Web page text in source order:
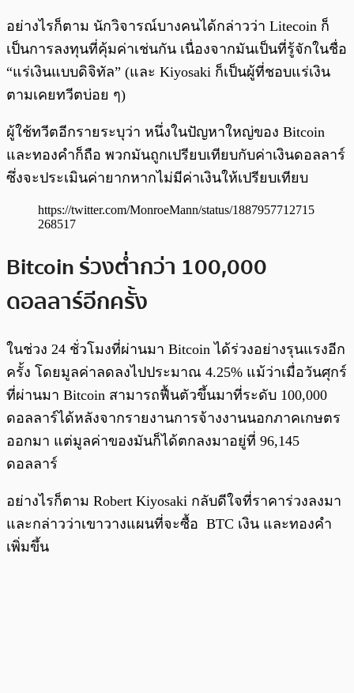
อย่างไรก็ตาม นักวิจารณ์บางคนได้กล่าวว่า Litecoin ก็
เป็นการลงทุนที่คุ้มค่าเช่นกัน เนื่องจากมันเป็นที่รู้จักในชื่อ
“แร่เงินแบบดิจิทัล” (และ Kiyosaki ก็เป็นผู้ที่ชอบแร่เงิน
ตามเคยทวีตบ่อย ๆ)
ผู้ใช้ทวีตอีกรายระบุว่า หนึ่งในปัญหาใหญ่ของ Bitcoin
และทองคำก็ถือ พวกมันถูกเปรียบเทียบกับค่าเงินดอลลาร์​
ซึ่งจะประเมินค่ายากหากไม่มีค่าเงินให้เปรียบเทียบ
https://twitter.com/MonroeMann/status/1887957712715
268517
Bitcoin ร่วงต่ำกว่า 100,000
ดอลลาร์อีกครั้ง
ในช่วง 24 ชั่วโมงที่ผ่านมา Bitcoin ได้ร่วงอย่างรุนแรงอีก
ครั้ง โดยมูลค่าลดลงไปประมาณ 4.25% แม้ว่าเมื่อวันศุกร์
ที่ผ่านมา Bitcoin สามารถฟื้นตัวขึ้นมาที่ระดับ 100,000
ดอลลาร์ได้หลังจากรายงานการจ้างงานนอกภาคเกษตร
ออกมา แต่มูลค่าของมันก็ได้ตกลงมาอยู่ที่ 96,145
ดอลลาร์
อย่างไรก็ตาม Robert Kiyosaki กลับดีใจที่ราคาร่วงลงมา
และกล่าวว่าเขาวางแผนที่จะซื้อ BTC เงิน และทองคำ
เพิ่มขึ้น